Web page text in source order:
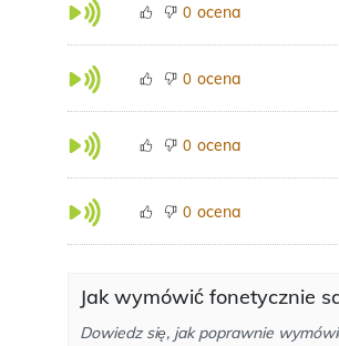
0 ocena
0 ocena
0 ocena
0 ocena
Jak wymówić fonetycznie
Dowiedz się, jak poprawnie